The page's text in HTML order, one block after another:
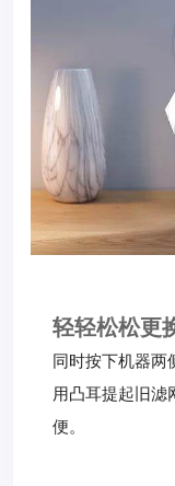
轻轻松松更
同时按下机器两
用凸耳提起旧滤
便。